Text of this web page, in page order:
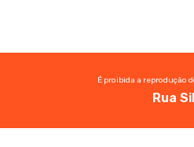
É proibida a reprodução
Rua